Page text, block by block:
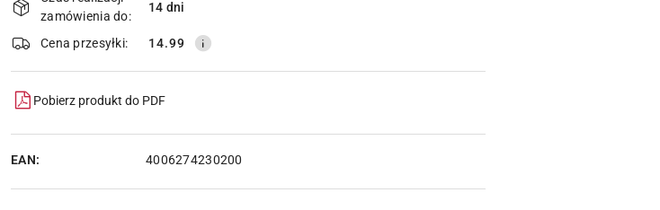
dostawa
zamówienia do:
14 dni
Cena przesyłki: 14.99
Pobierz produkt do PDF
EAN: 4006274230200